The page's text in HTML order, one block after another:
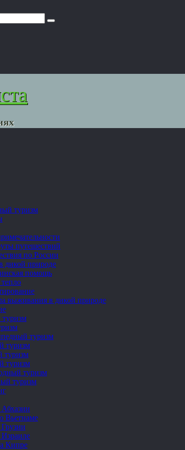
туризм
путешествий
по России
дикой природе
помощь
выживания в дикой природе
туризм
туризм
туризм
туризм
туризм
туризм
Вьетнаме
Кипре